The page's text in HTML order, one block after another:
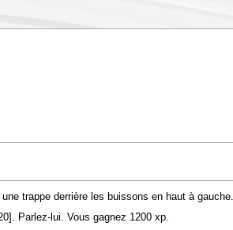
trappe derrière les buissons en haut à
Parlez-lui. Vous gagnez 1200 xp.